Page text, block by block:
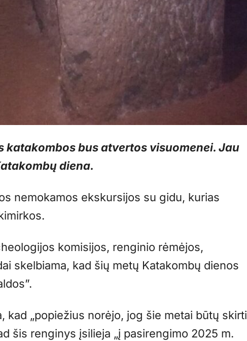
katakombos bus atvertos visuomenei. Jau
diena.
nemokamos ekskursijos su gidu, kurias
komisijos, renginio rėmėjos,
skelbiama, kad šių metų Katakombų dienos
kad „popiežius norėjo, jog šie metai būtų skirti
šis renginys įsilieja „į pasirengimo 2025 m.